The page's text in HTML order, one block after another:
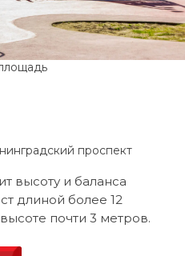
проспект
высоту и баланса
длиной более 12
почти 3 метров.